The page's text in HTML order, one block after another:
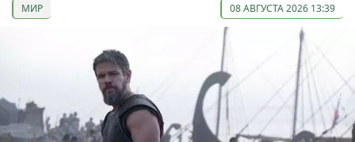
МИР 08 АВГУСТА 2026 13:39